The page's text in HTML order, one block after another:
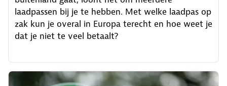
laadpassen bij je te hebben. Met welke laadpas op
zak kun je overal in Europa terecht en hoe weet je
dat je niet te veel betaalt?